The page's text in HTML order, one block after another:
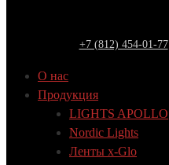
+7 (812) 454-01-77
О нас
Продукция
LIGHTS APOLLO
Nordic Lights
Ленты x-Glo